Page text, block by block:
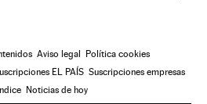
Aviso legal Política cookies
EL PAÍS Suscripciones empresas
Noticias de hoy